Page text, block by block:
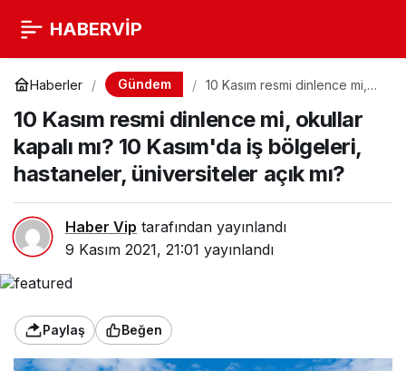
HABERVİP
Haberler Gündem
10 Kasım resmi dinlence mi,
iş bölgeleri, hastaneler,
üniversiteler açık mı?
10 Kasım resmi dinlence mi, okullar
kapalı mı? 10 Kasım'da iş bölgeleri,
hastaneler, üniversiteler açık mı?
Haber Vip tarafından yayınlandı
9 Kasım 2021, 21:01 yayınlandı
Paylaş Beğen